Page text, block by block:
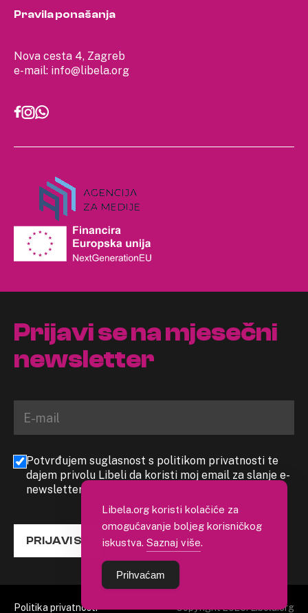
Nova cesta 4, Zagreb
e-mail: info@libela.org
Pravila ponašanja
Prijavi se na mjesečni
newsletter
Potvrđujem suglasnost s politikom privatnosti te
dajem privolu Libeli da koristi moj email za slanje e-
newslettera
PRIJAVI SE
Politika privatnosti Copyright 2026. Libela.org
Libela.org koristi kolačiće za
omogućavanje boljeg korisničkog
iskustva. Saznaj više.
Prihvaćam